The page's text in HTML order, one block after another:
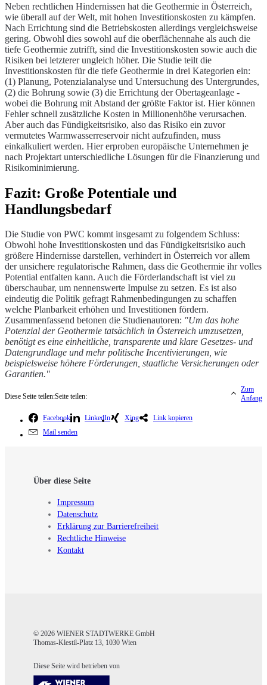
Neben rechtlichen Hindernissen hat die Geothermie in Österreich,
wie überall auf der Welt, mit hohen Investitionskosten zu kämpfen.
Nach Errichtung sind die Betriebskosten allerdings vergleichsweise
gering. Obwohl dies sowohl auf die oberflächennahe als auch die
tiefe Geothermie zutrifft, sind die Investitionskosten sowie auch die
Risiken bei letzterer ungleich höher. Die Studie teilt die
Investitionskosten für die tiefe Geothermie in drei Kategorien ein:
(1) Planung, Potenzialanalyse und Untersuchung des Untergrundes,
(2) die Bohrung sowie (3) die Errichtung der Obertageanlage -
wobei die Bohrung mit Abstand der größte Faktor ist. Hier können
Fehler schnell zusätzliche Kosten in Millionenhöhe verursachen.
Aber auch das Fündigkeitsrisiko, also das Risiko ein zuvor
vermutetes Warmwasserreservoir nicht aufzufinden, muss
einkalkuliert werden. Hier erproben europäische Unternehmen je
nach Projektart unterschiedliche Lösungen für die Finanzierung und
Risikominimierung.
Fazit: Große Potentiale und
Handlungsbedarf
Die Studie von PWC kommt insgesamt zu folgendem Schluss:
Obwohl hohe Investitionskosten und das Fündigkeitsrisiko auch
größere Hindernisse darstellen, verhindert in Österreich vor allem
der unsichere regulatorische Rahmen, dass die Geothermie ihr volles
Potential entfalten kann. Auch die Förderlandschaft ist viel zu
überschaubar, um nennenswerte Impulse zu setzen. Es ist also
eindeutig die Politik gefragt Rahmenbedingungen zu schaffen
welche Planbarkeit erhöhen und Investitionen fördern.
Zusammenfassend betonen die Studienautoren: "Um das hohe
Potenzial der Geothermie tatsächlich in Österreich umzusetzen,
benötigt es eine einheitliche, transparente und klare Gesetzes- und
Datengrundlage und mehr politische Incentivierungen, wie
beispielsweise höhere Förderungen, staatliche Versicherungen oder
Garantien."
Diese Seite teilen:Seite teilen:
Facebook LinkedIn Xing
Link kopieren
Mail senden
Zum
Anfang
Über diese Seite
Impressum
Datenschutz
Erklärung zur Barrierefreiheit
Rechtliche Hinweise
Kontakt
© 2026 WIENER STADTWERKE GmbH
Thomas-Klestil-Platz 13, 1030 Wien
Diese Seite wird betrieben von